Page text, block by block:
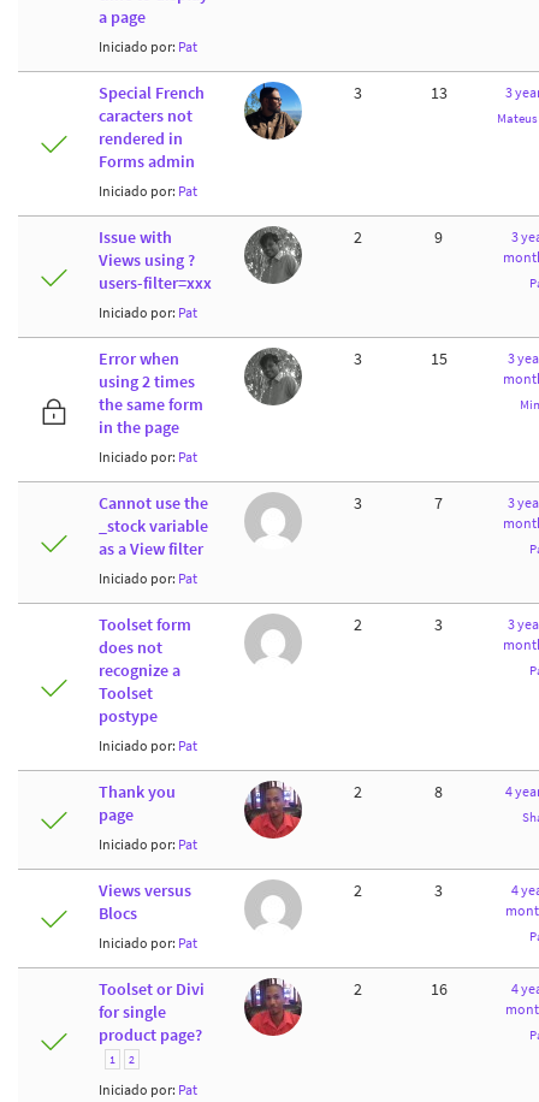
a page
Iniciado por: Pat
Special French
caracters not
rendered in
Forms admin
Iniciado por: Pat
3 13 3
Issue with
Views using ?
users-filter=xxx
Iniciado por: Pat
2 9
3
Error when
using 2 times
the same form
in the page
Iniciado por: Pat
3 15
3
Cannot use the
_stock variable
as a View filter
Iniciado por: Pat
3 7
3
Toolset form
does not
recognize a
Toolset
postype
Iniciado por: Pat
2 3
3
Thank you
page
Iniciado por: Pat
2 8 4
Views versus
Blocs
Iniciado por: Pat
2 3
4
Toolset or Divi
for single
product page?
1 2
Iniciado por: Pat
2 16
4